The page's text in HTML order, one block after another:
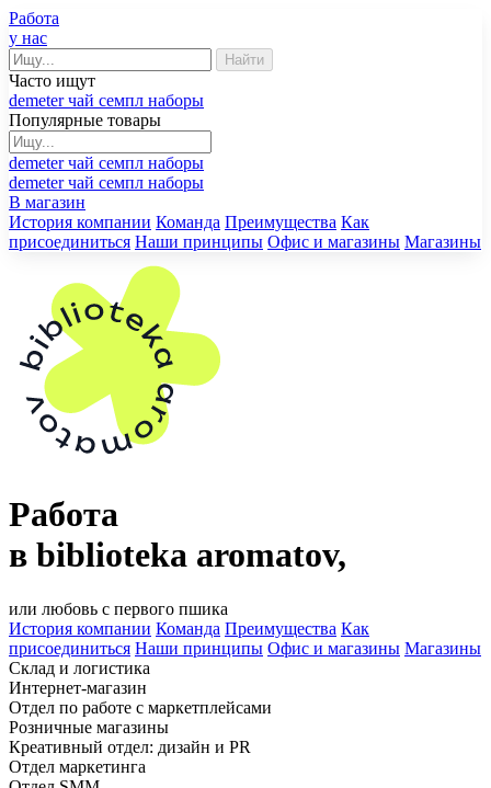
Работа
у нас
Найти
Часто ищут
demeterчай семпл наборы
Популярные товары
demeterчай семпл наборы
demeterчай семпл наборы
В магазин
История компании Команда Преимущества Как
присоединиться Наши принципы Офис и магазины Магазины
Работа
в biblioteka aromatov,
или любовь с первого пшика
История компании Команда Преимущества Как
присоединиться Наши принципы Офис и магазины Магазины
Склад и логистика
Интернет-магазин
Отдел по работе с маркетплейсами
Розничные магазины
Креативный отдел: дизайн и PR
Отдел маркетинга